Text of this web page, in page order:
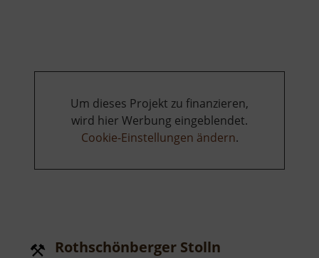
Um dieses Projekt zu finanzieren,
wird hier Werbung eingeblendet.
Cookie-Einstellungen ändern.
Rothschönberger Stolln